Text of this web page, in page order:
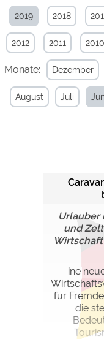
2019 2018
2012 2011 2010
Monate: Dezember
August Juli
Urlauber
und
Wirtschaft
ine
für
die
Essenzielle Cookies
Funktionen und sind für
werden Teile der Website
Externe Medien
YouTube (Videos von
Campingplätzen)
Campingplatzvorschau
Google reCAPTCHA
Google Analytics
Marketing
Google Remarketing